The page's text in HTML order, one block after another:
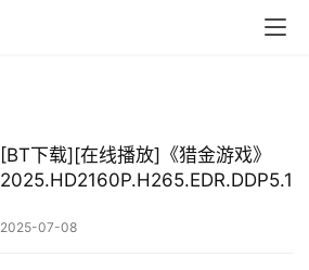
[BT下载][在线播放]《猎金游戏》
仕 #连凯 #麦长青
2025-07-08